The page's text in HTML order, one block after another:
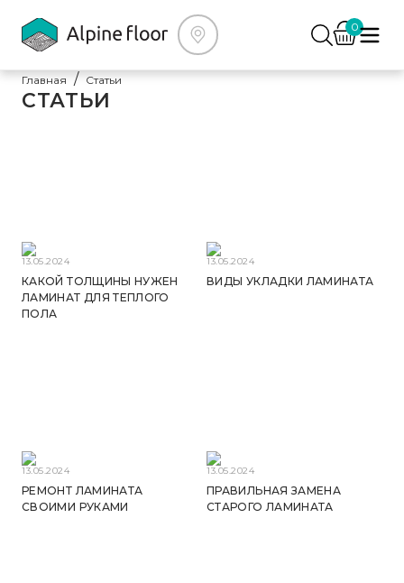
0
Главная Статьи
СТАТЬИ
13.05.2024
КАКОЙ ТОЛЩИНЫ НУЖЕН
ЛАМИНАТ ДЛЯ ТЕПЛОГО
ПОЛА
13.05.2024
ВИДЫ УКЛАДКИ ЛАМИНАТА
13.05.2024
РЕМОНТ ЛАМИНАТА
СВОИМИ РУКАМИ
13.05.2024
ПРАВИЛЬНАЯ ЗАМЕНА
СТАРОГО ЛАМИНАТА